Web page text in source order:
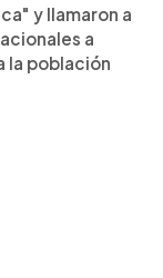
y llamaron a
a
la población